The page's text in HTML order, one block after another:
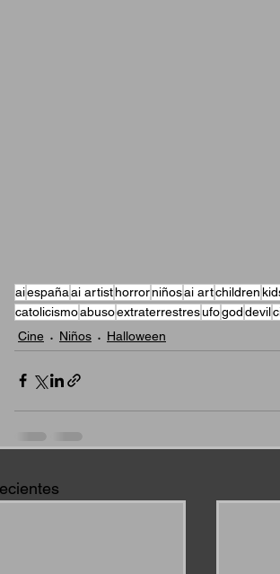
aiespañaai artisthorrorniñosai artchildren
catolicismoabusoextraterrestresufogoddevil
Cine
Niños Halloween